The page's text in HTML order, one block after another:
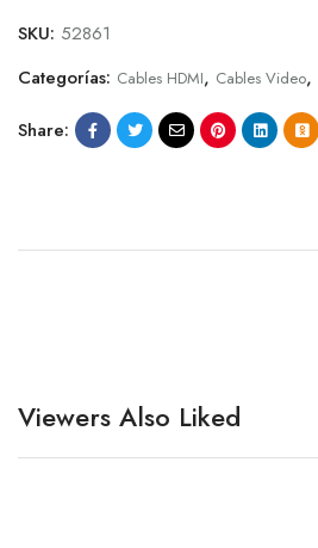
SKU: 52861
Categorías: Cables HDMI, Cables Video,
Share:
Viewers Also Liked